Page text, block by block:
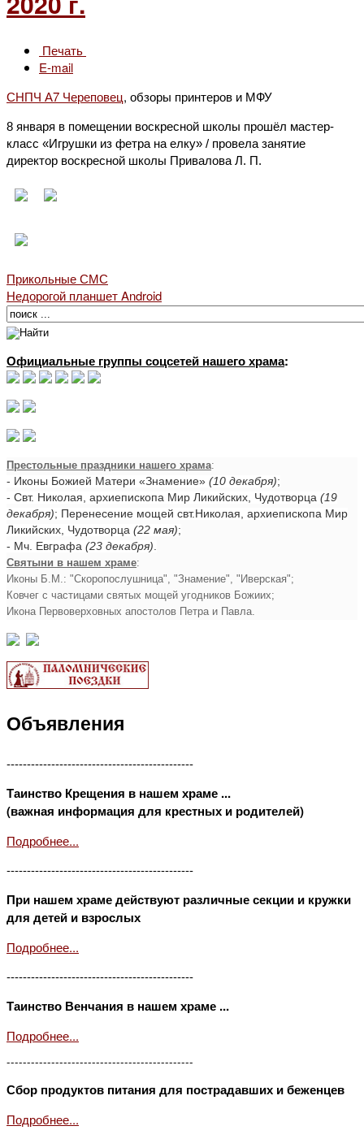
Печать
E-mail
СНПЧ А7 Череповец, обзоры принтеров и МФУ
8 января в помещении воскресной школы прошёл мастер-
класс «Игрушки из фетра на елку» / провела занятие
директор воскресной школы Привалова Л. П.
Прикольные СМС
Недорогой планшет Android
Официальные группы соцсетей нашего храма:
Престольные праздники нашего храма:
- Иконы Божией Матери «Знамение» (10 декабря);
- Свт. Николая, архиепископа Мир Ликийских, Чудотворца (19
декабря); Перенесение мощей свт.Николая, архиепископа Мир
Ликийских, Чудотворца (22 мая);
- Мч. Евграфа (23 декабря)
Святыни в нашем храме:
Иконы Б.М.: "Скоропослушница", "Знамение", "Иверская";
Ковчег с частицами святых мощей угодников Божиих;
Икона Первоверховных апостолов Петра и Павла.
Объявления
----------------------------------------------
Таинство Крещения в нашем храме ...
(важная информация для крестных и родителей)
Подробнее...
----------------------------------------------
При нашем храме действуют различные секции и кружки
для детей и взрослых
Подробнее...
----------------------------------------------
Таинство Венчания в нашем храме ...
Подробнее...
----------------------------------------------
Сбор продуктов питания для пострадавших и беженцев
Подробнее...